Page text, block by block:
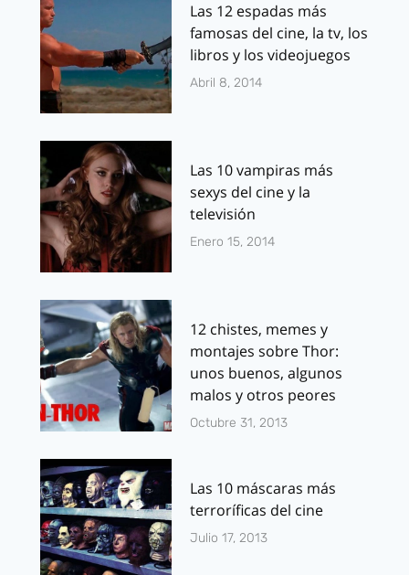
Las 12 espadas más
famosas del cine, la tv, los
libros y los videojuegos
Abril 8, 2014
Las 10 vampiras más
sexys del cine y la
televisión
Enero 15, 2014
12 chistes, memes y
montajes sobre Thor:
unos buenos, algunos
malos y otros peores
Octubre 31, 2013
Las 10 máscaras más
terroríficas del cine
Julio 17, 2013